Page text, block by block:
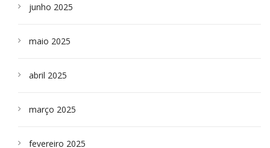
junho 2025
maio 2025
abril 2025
março 2025
fevereiro 2025